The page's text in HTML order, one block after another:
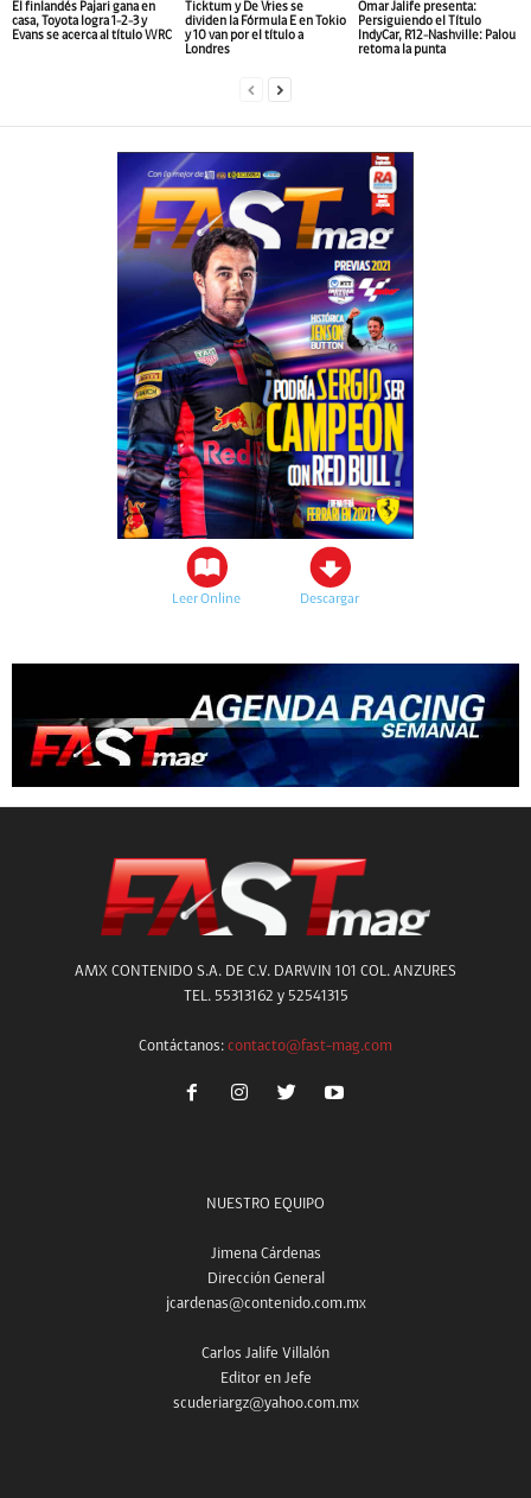
El finlandés Pajari gana en
casa, Toyota logra 1-2-3 y
Evans se acerca al título WRC
Ticktum y De Vries se
dividen la Fórmula E en Tokio
y 10 van por el título a
Londres
Omar Jalife presenta:
Persiguiendo el Título
IndyCar, R12-Nashville: Palou
retoma la punta
Leer Online Descargar
AMX CONTENIDO S.A. DE C.V. DARWIN 101 COL. ANZURES
TEL. 55313162 y 52541315
Contáctanos: contacto@fast-mag.com
NUESTRO EQUIPO
Jimena Cárdenas
Dirección General
jcardenas@contenido.com.mx
Carlos Jalife Villalón
Editor en Jefe
scuderiargz@yahoo.com.mx